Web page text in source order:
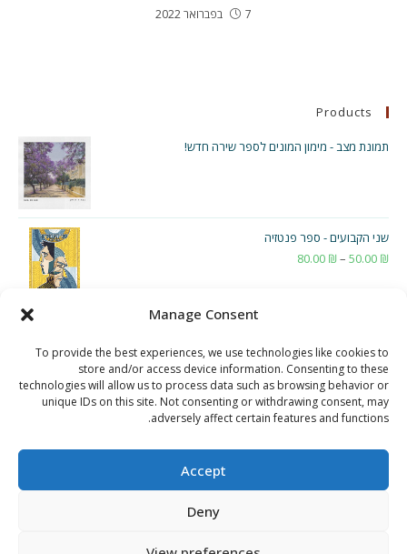
Manage Consent
To provide the best experiences, we use technologies like cookies to
store and/or access device information. Consenting to these
technologies will allow us to process data such as browsing behavior or
unique IDs on this site. Not consenting or withdrawing consent, may
adversely affect certain features and functions.
Accept
Deny
7 בפברואר 2022
Products
תמונת מצב - מימון המונים לספר שירה חדש!
שני הקבועים - ספר פנטזיה
50.00 ₪
–
80.00 ₪